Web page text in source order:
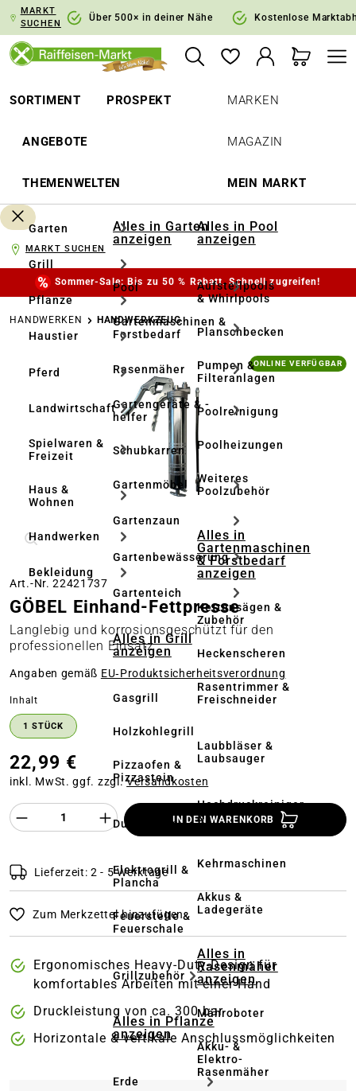
Zur Hauptnavigation springen
MARKT
SUCHEN
Über 500× in deiner Nähe Kostenlose
SORTIMENT PROSPEKT
ANGEBOTE
THEMENWELTEN
MARKEN
MAGAZIN
MEIN MARKT
Garten
Grill
Pflanze
Haustier
Pferd
Landwirtschaft
Spielwaren &
Freizeit
Haus &
Wohnen
Handwerken
Bekleidung
Alles in Garten
anzeigen
Pool
Gartenmaschinen &
Forstbedarf
Rasenmäher
Gartengeräte & -
helfer
Schubkarren
Gartenmöbel
Gartenzaun
Gartenbewässerung
Gartenteich
Alles in Grill
anzeigen
Gasgrill
Holzkohlegrill
Pizzaofen &
Pizzastein
Dutch Oven
Elektrogrill &
Plancha
Feuerstelle &
Feuerschale
Grillzubehör
Alles in Pflanze
anzeigen
Erde
Alles in Pool
anzeigen
Aufstellpools
& Whirlpools
Planschbecken
Pumpen &
Filteranlagen
Poolreinigung
Poolheizungen
Weiteres
Poolzubehör
Alles in
Gartenmaschinen
& Forstbedarf
anzeigen
Kettensägen &
Zubehör
Heckenscheren
Rasentrimmer &
Freischneider
Laubbläser &
Laubsauger
Hochdruckreiniger
&
Terrassenreinigung
Kehrmaschinen
Akkus &
Ladegeräte
Alles in
Rasenmäher
anzeigen
Mähroboter
Akku- &
Elektro-
Rasenmäher
MARKT SUCHEN
Sommer-Sale: Bis zu 50 % Rabatt. Schnell zugreifen!
HANDWERKEN HANDWERKZEUG
Bildergalerie überspringen ONLINE VERFÜGBAR
Art.-Nr. 22421737
GÖBEL Einhand-Fettpresse
Langlebig und korrosionsgeschützt für den
professionellen Einsatz
Angaben gemäß EU‑Produktsicherheitsverordnung
Inhalt
1 STÜCK
22,99 €
inkl. MwSt. ggf. zzgl.Versandkosten
Produkt Anzahl des Produktes
IN DEN WARENKORB
Lieferzeit: 2 - 5 Werktage
Zum Merkzettel hinzufügen
Ergonomisches Heavy-Duty-Design für
komfortables Arbeiten mit einer Hand
Druckleistung von ca. 300 bar
Horizontale & vertikale Anschlussmöglichkeiten